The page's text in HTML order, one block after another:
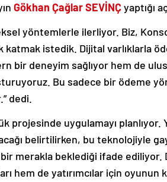
Gökhan Çağlar SEVİNÇyaptığı
yöntemlerle ilerliyor. Biz,
katmak istedik. Dijital varlıklarla
bir deneyim sağlıyor hem de
Bu sadece bir ödeme
dedi.
projesinde uygulamayı planlıyor.
belirtilirken, bu teknolojiyle
merakla beklediği ifade ediliyor.
hem de yatırımcılar için oyunun